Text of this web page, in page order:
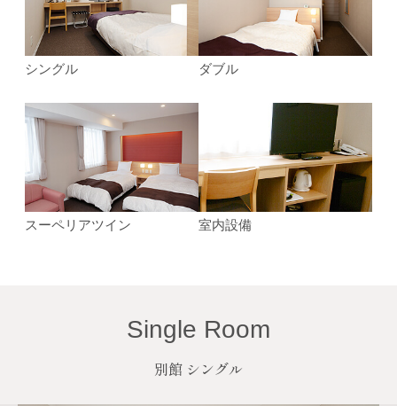
シングル ダブル
スーペリアツイン 室内設備
Single Room
別館 シングル